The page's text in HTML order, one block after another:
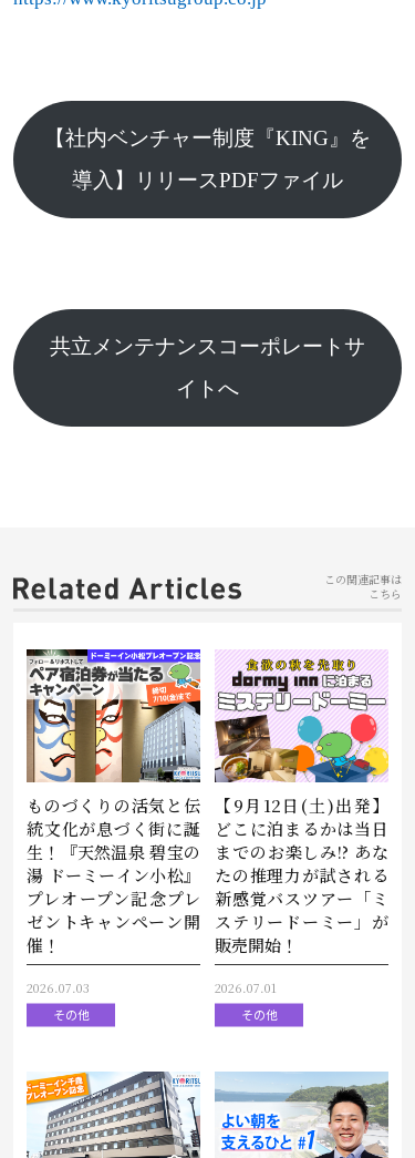
【社内ベンチャー制度『KING』を
導入】リリースPDFファイル
共立メンテナンスコーポレートサ
イトへ
この関連記事は
こちら
ものづくりの活気と伝
統文化が息づく街に誕
生！『天然温泉 碧宝の
湯 ドーミーイン小松』
プレオープン記念プレ
ゼントキャンペーン開
催！
2026.07.03
その他
【9月12日(土)出発】
どこに泊まるかは当日
までのお楽しみ!? あな
たの推理力が試される
新感覚バスツアー「ミ
ステリードーミー」が
販売開始！
2026.07.01
その他